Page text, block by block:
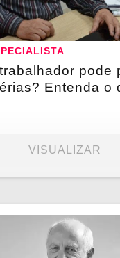
pode
Entenda o
VISUALIZAR